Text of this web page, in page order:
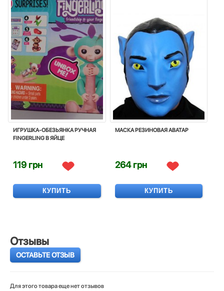
ИГРУШКА-ОБЕЗЬЯНКА РУЧНАЯ
FINGERLING В ЯЙЦЕ
119 грн
КУПИТЬ
МАСКА РЕЗИНОВАЯ АВАТАР
264 грн
КУПИТЬ
Отзывы
ОСТАВЬТЕ ОТЗЫВ
Для этого товара еще нет отзывов